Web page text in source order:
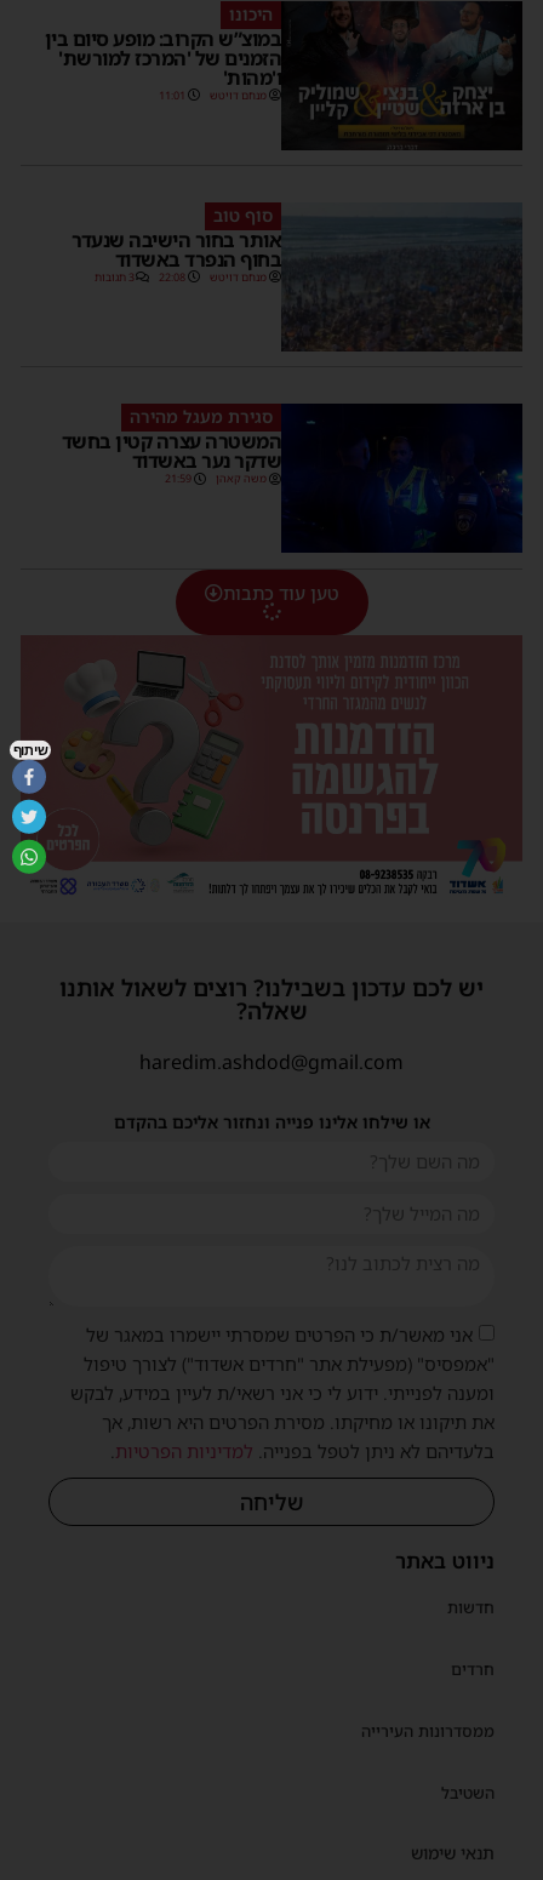
היכונו
במוצ”ש הקרוב: מופע סיום בין
הזמנים של 'המרכז למורשת'
ו'מהות'
מנחם דויטש 11:01
סוף טוב
אותר בחור הישיבה שנעדר
בחוף הנפרד באשדוד
מנחם דויטש 22:08 3 תגובות
סגירת מעגל מהירה
המשטרה עצרה קטין בחשד
שדקר נער באשדוד
משה קאהן 21:59
טען עוד כתבות
ניווט באתר
חדשות
חרדים
ממסדרונות העירייה
השטיבל
תנאי שימוש
יש לכם עדכון בשבילנו? רוצים לשאול אותנו
שאלה?
haredim.ashdod@gmail.com
או שילחו אלינו פנייה ונחזור אליכם בהקדם
אני מאשר/ת כי הפרטים שמסרתי יישמרו במאגר של
"אמפסיס" (מפעילת אתר "חרדים אשדוד") לצורך טיפול
ומענה לפנייתי. ידוע לי כי אני רשאי/ת לעיין במידע, לבקש
את תיקונו או מחיקתו. מסירת הפרטים היא רשות, אך
בלעדיהם לא ניתן לטפל בפנייה. למדיניות הפרטיות.
שליחה
שיתוף